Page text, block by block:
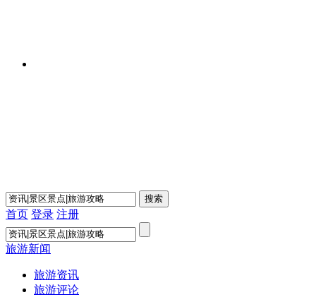
首页 登录 注册
旅游新闻
旅游资讯
旅游评论